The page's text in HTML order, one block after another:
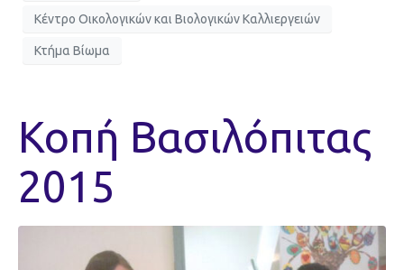
Κέντρο Οικολογικών και Βιολογικών Καλλιεργειών
Κτήμα Βίωμα
Κοπή Βασιλόπιτας
2015